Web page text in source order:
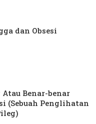
dan Obsesi
Benar-benar
(Sebuah Penglihatan